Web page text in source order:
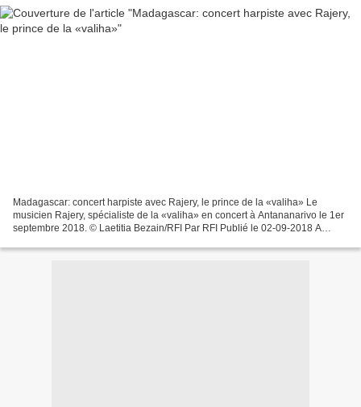
Madagascar: concert harpiste avec Rajery, le prince de la «valiha» Le
musicien Rajery, spécialiste de la «valiha» en concert à Antananarivo le 1er
septembre 2018. © Laetitia Bezain/RFI Par RFI Publié le 02-09-2018 A